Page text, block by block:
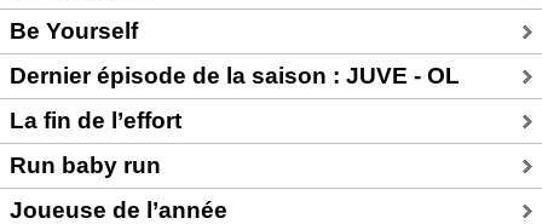
Be Yourself
Dernier épisode de la saison : JUVE - OL
La fin de l’effort
Run baby run
Joueuse de l’année